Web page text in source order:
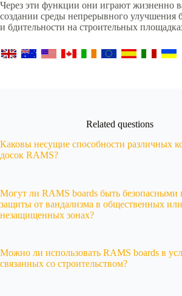
Через эти функции они играют жизненно
создании среды непрерывного улучшения
и бдительности на строительных
Related questions
Каковы несущие способности различных
досок RAMS?
Могут ли RAMS boards быть безопасными
защиты от вандализма в общественных или
незащищенных зонах?
Можно ли использовать RAMS boards в
связанных со строительством?